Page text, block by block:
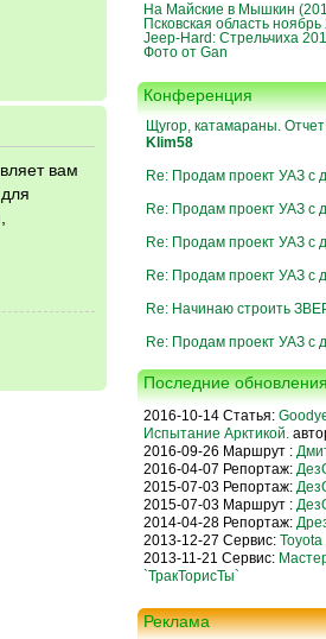
вам
На Майские в Мышкин
Псковская область
Jeep-Hard: Стрельчиха
Фото от Gan
Конференция
Щугор, катамараны.
Klim58
Re: Продам проект УАЗ с
Re: Продам проект УАЗ с
Re: Продам проект УАЗ с
Re: Продам проект УАЗ с
Re: Начинаю строить
Re: Продам проект УАЗ с
Последние
2016-10-14 Статья:
Испытание Арктикой.
2016-09-26 Маршрут :
2016-04-07 Репортаж:
2015-07-03 Репортаж:
2015-07-03 Маршрут :
2014-04-28 Репортаж:
2013-12-27 Сервис:
2013-11-21 Сервис:
`ТракТорисТы`
Реклама